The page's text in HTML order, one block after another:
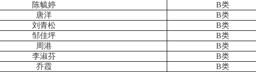
陈毓婷 B类
唐洋 B类
刘青松 B类
邹佳坪 B类
周港 B类
李淑芬 B类
乔霞 B类